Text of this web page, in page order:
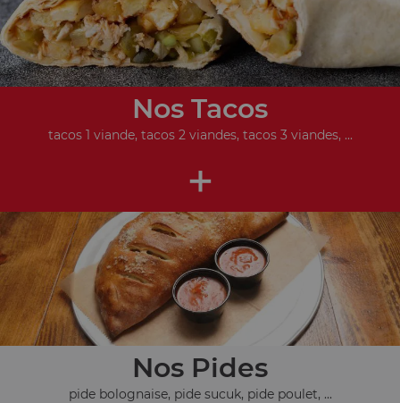
Nos Tacos
tacos 1 viande, tacos 2 viandes, tacos 3 viandes, ...
+
Nos Pides
pide bolognaise, pide sucuk, pide poulet, ...